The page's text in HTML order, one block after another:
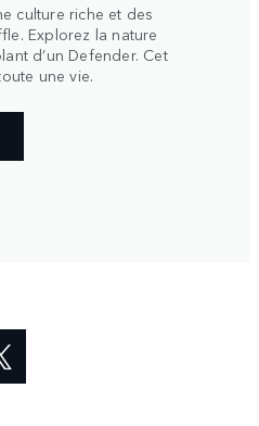
culture riche et des
Explorez la nature
d’un Defender. Cet
une vie.